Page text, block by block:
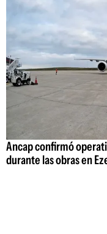
Ancap confirmó
durante las obras en